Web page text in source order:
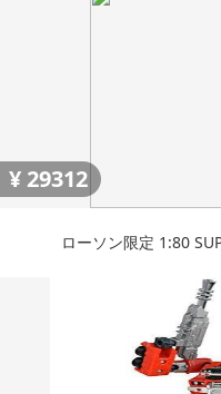
¥ 29312
ローソン限定 1:80